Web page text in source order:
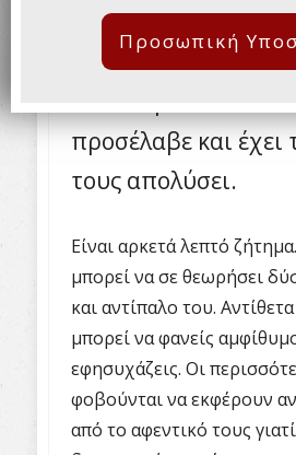
αναρωτιούνται
μπορούσαν να
προσέλαβε και
τους απολύσει.
Είναι αρκετά λεπτό
μπορεί να σε θεωρήσει
και αντίπαλο του.
μπορεί να φανείς
εφησυχάζεις. Οι
φοβούνται να εκφέρουν
από το αφεντικό τους
Προσωπική